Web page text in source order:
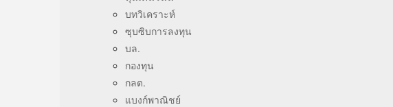
บทวิเคราะห์
ซุบซิบการลงทุน
บล.
กองทุน
กลต.
แบงก์พาณิชย์